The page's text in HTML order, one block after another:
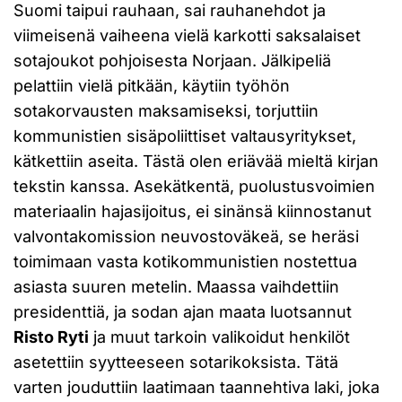
Suomi taipui rauhaan, sai rauhanehdot ja
viimeisenä vaiheena vielä karkotti saksalaiset
sotajoukot pohjoisesta Norjaan. Jälkipeliä
pelattiin vielä pitkään, käytiin työhön
sotakorvausten maksamiseksi, torjuttiin
kommunistien sisäpoliittiset valtausyritykset,
kätkettiin aseita. Tästä olen eriävää mieltä kirjan
tekstin kanssa. Asekätkentä, puolustusvoimien
materiaalin hajasijoitus, ei sinänsä kiinnostanut
valvontakomission neuvostoväkeä, se heräsi
toimimaan vasta kotikommunistien nostettua
asiasta suuren metelin. Maassa vaihdettiin
presidenttiä, ja sodan ajan maata luotsannut
Risto Ryti ja muut tarkoin valikoidut henkilöt
asetettiin syytteeseen sotarikoksista. Tätä
varten jouduttiin laatimaan taannehtiva laki, joka